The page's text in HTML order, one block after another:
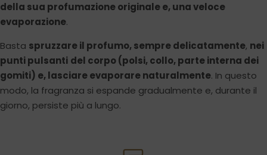
della sua profumazione originale e, una veloce
evaporazione.
Basta spruzzare il profumo, sempre delicatamente, nei
punti pulsanti del corpo (polsi, collo, parte interna dei
gomiti) e, lasciare evaporare naturalmente. In questo
modo, la fragranza si espande gradualmente e, durante il
giorno, persiste più a lungo.